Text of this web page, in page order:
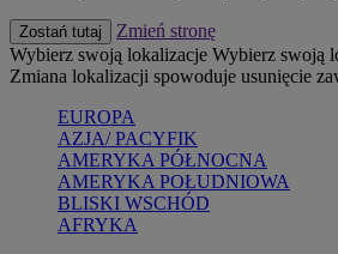
Zostań tutaj
Zmień stronę
Wybierz swoją lokalizacje Wybierz swoją
Zmiana lokalizacji spowoduje usunięcie
EUROPA
AZJA/ PACYFIK
AMERYKA PÓŁNOCNA
AMERYKA POŁUDNIOWA
BLISKI WSCHÓD
AFRYKA